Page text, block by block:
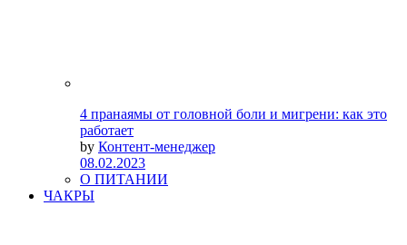
4 пранаямы от головной боли и мигрени: как это
работает
by Контент-менеджер
08.02.2023
О ПИТАНИИ
ЧАКРЫ